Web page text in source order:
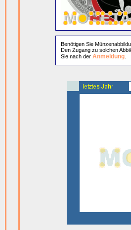
Benötigen Sie
Den Zugang zu solchen
Sie nach der Anmeldung.